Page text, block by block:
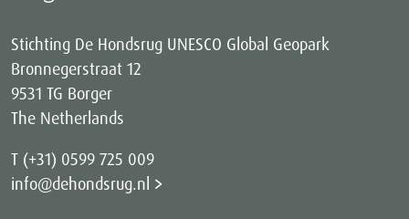
Stichting De Hondsrug UNESCO Global Geopark
Bronnegerstraat 12
9531 TG Borger
The Netherlands
T (+31) 0599 725 009
info@dehondsrug.nl